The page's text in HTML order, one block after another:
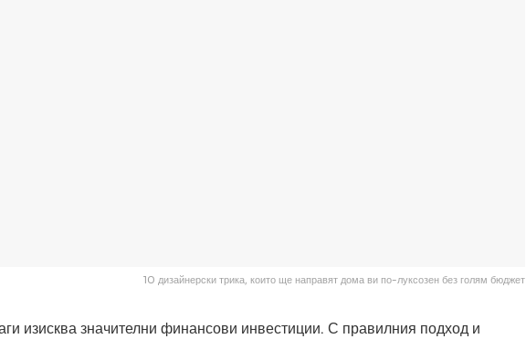
10 дизайнерски трика, които ще направят дома ви по-луксозен без голям бюджет
изисква значителни финансови инвестиции. С правилния подход и